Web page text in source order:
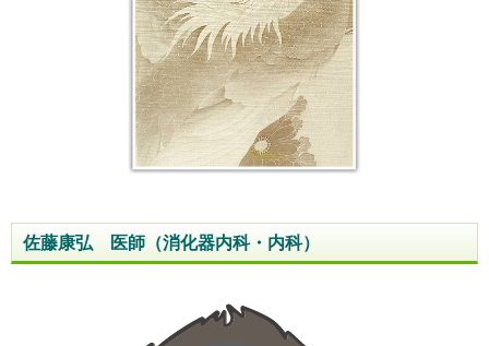
佐藤康弘 医師（消化器内科・内科）